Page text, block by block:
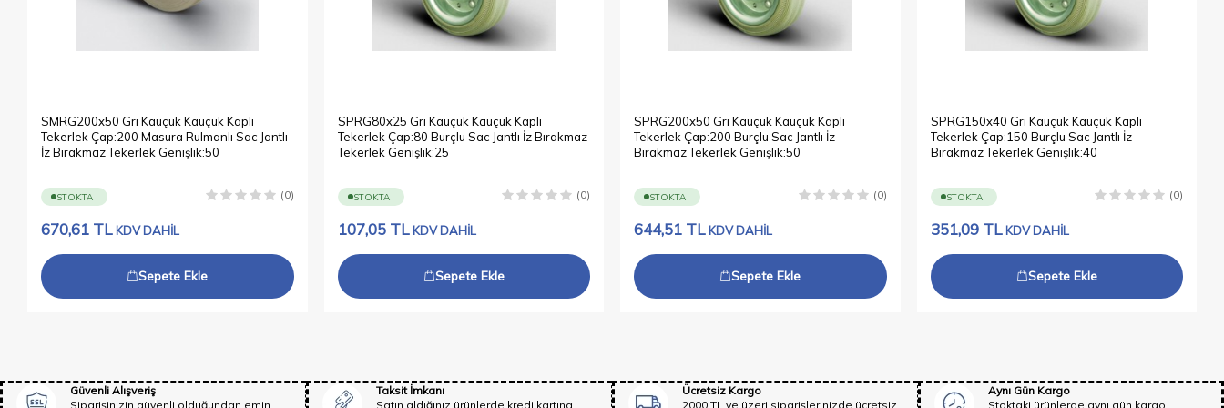
SMRG200x50 Gri Kauçuk Kauçuk Kaplı
Tekerlek Çap:200 Masura Rulmanlı Sac Jantlı
İz Bırakmaz Tekerlek Genişlik:50
STOKTA (0)
670,61 TLKDV DAHİL
Sepete Ekle
SPRG80x25 Gri Kauçuk Kauçuk Kaplı
Tekerlek Çap:80 Burçlu Sac Jantlı İz Bırakmaz
Tekerlek Genişlik:25
STOKTA (0)
107,05TLKDV DAHİL
Sepete Ekle
SPRG200x50 Gri Kauçuk Kauçuk Kaplı
Tekerlek Çap:200 Burçlu Sac Jantlı İz
Bırakmaz Tekerlek Genişlik:50
STOKTA (0)
644,51 TLKDV DAHİL
Sepete Ekle
SPRG150x40 Gri Kauçuk Kauçuk Kaplı
Tekerlek Çap:150 Burçlu Sac Jantlı İz
Bırakmaz Tekerlek Genişlik:40
STOKTA (0)
351,09TLKDV DAHİL
Sepete Ekle
Güvenli Alışveriş
Siparişinizin güvenli olduğundan emin
Taksit İmkanı
Satın aldığınız ürünlerde kredi kartına
Ücretsiz Kargo
2000 TL ve üzeri siparişlerinizde ücretsiz
Aynı Gün Kargo
Stoktaki ürünlerde aynı gün kargo